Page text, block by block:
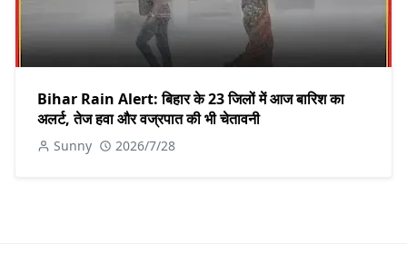
Bihar Rain Alert: बिहार के 23 जिलों में आज बारिश का
अलर्ट, तेज हवा और वज्रपात की भी चेतावनी
Sunny 2026/7/28